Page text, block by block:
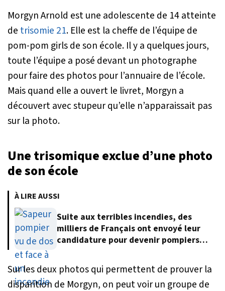
Morgyn Arnold est une adolescente de 14 atteinte
de trisomie 21. Elle est la cheffe de l’équipe de
pom-pom girls de son école. Il y a quelques jours,
toute l’équipe a posé devant un photographe
pour faire des photos pour l’annuaire de l’école.
Mais quand elle a ouvert le livret, Morgyn a
découvert avec stupeur qu’elle n’apparaissait pas
sur la photo.
Une trisomique exclue d’une photo
de son école
À LIRE AUSSI
Suite aux terribles incendies, des
milliers de Français ont envoyé leur
candidature pour devenir pompiers
Sur les deux photos qui permettent de prouver la
disparition de Morgyn, on peut voir un groupe de